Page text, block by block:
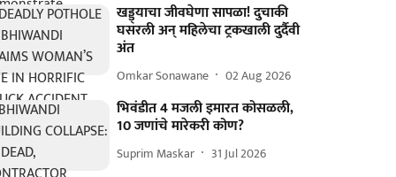
खड्ड्याचा जीवघेणा सापळा! दुचाकी
घसरली अन् महिलेचा ट्रकखाली दुर्दैवी
अंत
Omkar Sonawane 02 Aug 2026
भिवंडीत 4 मजली इमारत कोसळली,
10 जणांचे मारेकरी कोण?
Suprim Maskar 31 Jul 2026